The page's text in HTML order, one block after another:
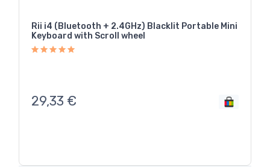
Rii i4 (Bluetooth + 2.4GHz) Blacklit Portable Mini
Keyboard with Scroll wheel
29,33 €